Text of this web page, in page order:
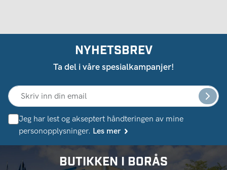
NYHETSBREV
Ta del i våre spesialkampanjer!
Jeg har lest og akseptert håndteringen av mine
personopplysninger. Les mer
BUTIKKEN I BORÅS